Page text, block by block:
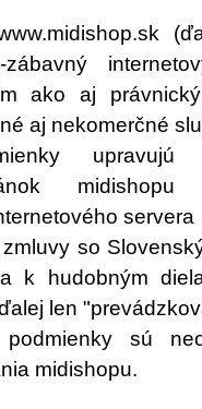
zábavný
ako aj
aj nekomerčné
upravujú
so
k hudobným
len
sú
midishopu.